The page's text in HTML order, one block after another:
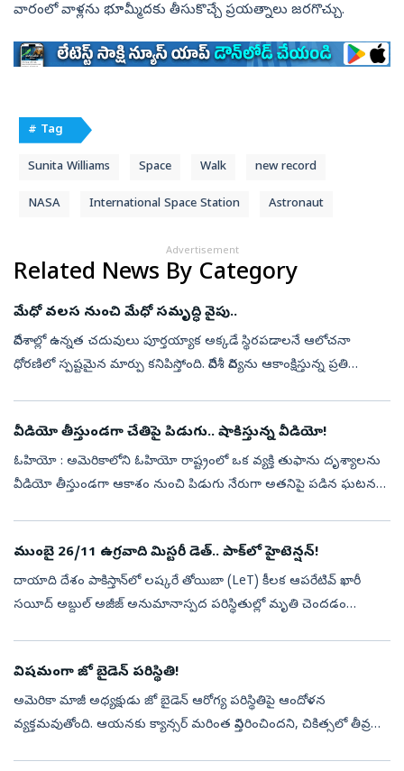
వారంలో వాళ్లను భూమ్మీదకు తీసుకొచ్చే ప్రయత్నాలు జరగొచ్చు.
# Tag
Sunita Williams Space Walk new record
NASA International Space Station Astronaut
Advertisement
Related News By Category
మేధో వలస నుంచి మేధో సమృద్ధి వైపు..
విదేశాల్లో ఉన్నత చదువులు పూర్తయ్యాక అక్కడే స్థిరపడాలనే ఆలోచనా
ధోరణిలో స్పష్టమైన మార్పు కనిపిస్తోంది. విదేశీ విద్యను ఆకాంక్షిస్తున్న ప్రతి
వీడియో తీస్తుండగా చేతిపై పిడుగు.. షాకిస్తున్న వీడియో!
ఓహియో : అమెరికాలోని ఓహియో రాష్ట్రంలో ఒక వ్యక్తి తుఫాను దృశ్యాలను
వీడియో తీస్తుండగా ఆకాశం నుంచి పిడుగు నేరుగా అతనిపై పడిన ఘటన
ముంబై 26/11 ఉగ్రవాది మిస్టరీ డెత్‌.. పాక్‌లో హైటెన్షన్‌!
దాయాది దేశం పాకిస్తాన్‌లో లష్కరే తోయిబా (LeT) కీలక ఆపరేటివ్‌ ఖారీ
సయీద్‌ అబ్దుల్‌ అజీజ్‌ అనుమానాస్పద పరిస్థితుల్లో మృతి చెందడం
విషమంగా జో బైడెన్‌ పరిస్థితి!
అమెరికా మాజీ అధ్యక్షుడు జో బైడెన్‌ ఆరోగ్య పరిస్థితిపై ఆందోళన
వ్యక్తమవుతోంది. ఆయనకు క్యాన్సర్‌ మరింత విస్తరించిందని, చికిత్సలో తీవ్ర